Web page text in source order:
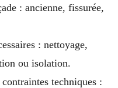
: ancienne, fissurée,
: nettoyage,
ou isolation.
techniques :